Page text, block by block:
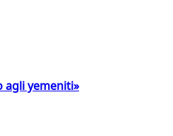
agli yemeniti»